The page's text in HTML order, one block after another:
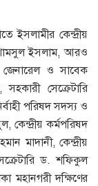
ইসলামীর কেন্দ্রীয়
ইসলাম, আরও
জেনারেল ও সাবেক
সেক্রেটারি
পরিষদ সদস্য ও
কর্মপরিষদ
মাদানী, কেন্দ্রীয়
ড. শফিকুল
মহানগরী দক্ষিণের